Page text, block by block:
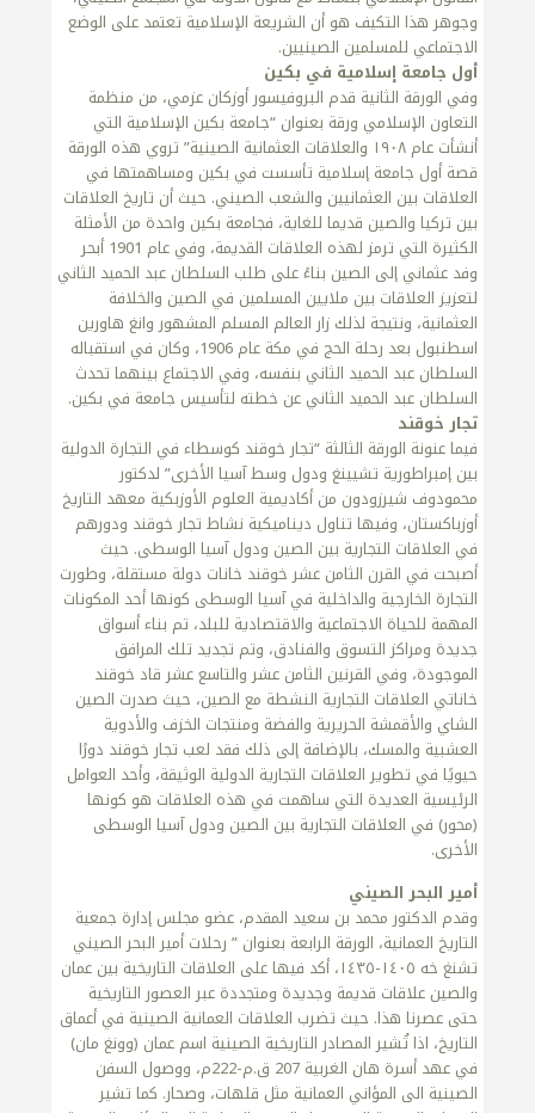
وجوهر هذا التكيف هو أن الشريعة الإسلامية تعتمد على الوضع
الاجتماعي للمسلمين الصينيين.
أول جامعة إسلامية في بكين
وفي الورقة الثانية قدم البروفيسور أوزكان عزمي، من منظمة
التعاون الإسلامي ورقة بعنوان “جامعة بكين الإسلامية التي
أنشأت عام ١٩٠٨ والعلاقات العثمانية الصينية” تروي هذه الورقة
قصة أول جامعة إسلامية تأسست في بكين ومساهمتها في
العلاقات بين العثمانيين والشعب الصيني. حيث أن تاريخ العلاقات
بين تركيا والصين قديما للغاية، فجامعة بكين واحدة من الأمثلة
الكثيرة التي ترمز لهذه العلاقات القديمة، وفي عام 1901 أبحر
وفد عثماني إلى الصين بناءً على طلب السلطان عبد الحميد الثاني
لتعزيز العلاقات بين ملايين المسلمين في الصين والخلافة
العثمانية، ونتيجة لذلك زار العالم المسلم المشهور وانغ هاورين
اسطنبول بعد رحلة الحج في مكة عام 1906، وكان في استقباله
السلطان عبد الحميد الثاني بنفسه، وفي الاجتماع بينهما تحدث
السلطان عبد الحميد الثاني عن خطته لتأسيس جامعة في بكين.
تجار خوقند
فيما عنونة الورقة الثالثة “تجار خوقند كوسطاء في التجارة الدولية
بين إمبراطورية تشيينغ ودول وسط آسيا الأخرى” لدكتور
محمودوف شيرزودون من أكاديمية العلوم الأوزبكية معهد التاريخ
أوزباكستان، وفيها تناول ديناميكية نشاط تجار خوقند ودورهم
في العلاقات التجارية بين الصين ودول آسيا الوسطى. حيث
أصبحت في القرن الثامن عشر خوقند خانات دولة مستقلة، وطورت
التجارة الخارجية والداخلية في آسيا الوسطى كونها أحد المكونات
المهمة للحياة الاجتماعية والاقتصادية للبلد، تم بناء أسواق
جديدة ومراكز التسوق والفنادق، وتم تجديد تلك المرافق
الموجودة، وفي القرنين الثامن عشر والتاسع عشر قاد خوقند
خاناتي العلاقات التجارية النشطة مع الصين، حيث صدرت الصين
الشاي والأقمشة الحريرية والفضة ومنتجات الخزف والأدوية
العشبية والمسك، بالإضافة إلى ذلك فقد لعب تجار خوقند دورًا
حيويًا في تطوير العلاقات التجارية الدولية الوثيقة، وأحد العوامل
الرئيسية العديدة التي ساهمت في هذه العلاقات هو كونها
(محور) في العلاقات التجارية بين الصين ودول آسيا الوسطى
الأخرى.
أمير البحر الصيني
وقدم الدكتور محمد بن سعيد المقدم، عضو مجلس إدارة جمعية
التاريخ العمانية، الورقة الرابعة بعنوان ” رحلات أمير البحر الصيني
تشنغ خه ١٤٠٥-١٤٣٥، أكد فيها على العلاقات التاريخية بين عمان
والصين علاقات قديمة وجديدة ومتجددة عبر العصور التاريخية
حتى عصرنا هذا. حيث تضرب العلاقات العمانية الصينية في أعماق
التاريخ، اذا تُشير المصادر التاريخية الصينية اسم عمان (وونغ مان)
في عهد أسرة هان الغربية 207 ق.م-222م، ووصول السفن
الصينية الى المؤاني العمانية مثل قلهات، وصحار. كما تشير